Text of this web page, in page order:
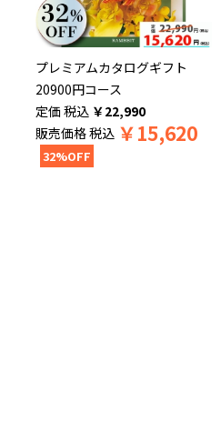
プレミアムカタログギフト
20900円コース
税込 ￥22,990
販売価格税込 ￥15,620
32%OFF